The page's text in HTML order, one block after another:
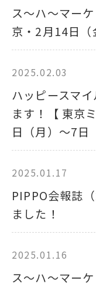
ス～ハ～マー
京・2月14日（
2025.02.03
ハッピースマ
ます！【 東京
日（月）～7日
2025.01.17
PIPPO会報誌
ました！
2025.01.16
ス～ハ～マー